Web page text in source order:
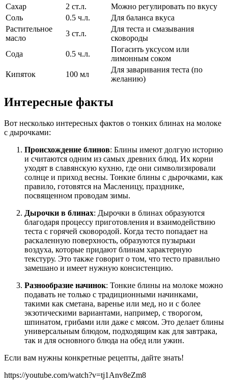
Сахар
2 ст.л.
Можно регулировать по вкусу
Соль
0.5 ч.л.
Для баланса вкуса
Растительное
масло
3 ст.л.
Для теста и смазывания
сковороды
Сода
0.5 ч.л.
Погасить уксусом или
лимонным соком
Кипяток
100 мл
Для заваривания теста (по
желанию)
Интересные факты
Вот несколько интересных фактов о тонких блинах на молоке
с дырочками:
Происхождение блинов: Блины имеют долгую историю
и считаются одним из самых древних блюд. Их корни
уходят в славянскую кухню, где они символизировали
солнце и приход весны. Тонкие блины с дырочками, как
правило, готовятся на Масленицу, празднике,
посвященном проводам зимы.
Дырочки в блинах: Дырочки в блинах образуются
благодаря процессу приготовления и взаимодействию
теста с горячей сковородой. Когда тесто попадает на
раскаленную поверхность, образуются пузырьки
воздуха, которые придают блинам характерную
текстуру. Это также говорит о том, что тесто правильно
замешано и имеет нужную консистенцию.
Разнообразие начинок: Тонкие блины на молоке можно
подавать не только с традиционными начинками,
такими как сметана, варенье или мед, но и с более
экзотическими вариантами, например, с творогом,
шпинатом, грибами или даже с мясом. Это делает блины
универсальным блюдом, подходящим как для завтрака,
так и для основного блюда на обед или ужин.
Если вам нужны конкретные рецепты, дайте знать!
https://youtube.com/watch?v=tj1Anv8eZm8